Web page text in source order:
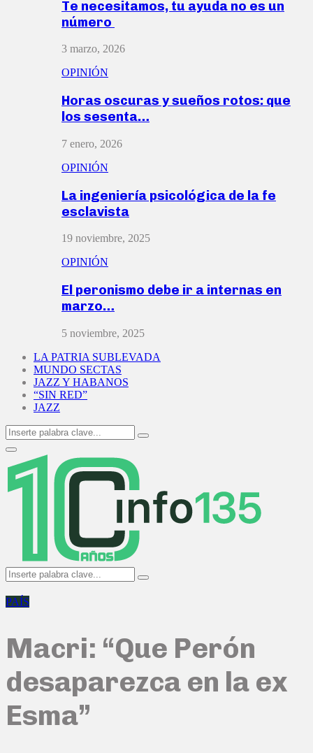
Te necesitamos, tu ayuda no es un
número
3 marzo, 2026
OPINIÓN
Horas oscuras y sueños rotos: que
los sesenta…
7 enero, 2026
OPINIÓN
La ingeniería psicológica de la fe
esclavista
19 noviembre, 2025
OPINIÓN
El peronismo debe ir a internas en
marzo…
5 noviembre, 2025
LA PATRIA SUBLEVADA
MUNDO SECTAS
JAZZ Y HABANOS
“SIN RED”
JAZZ
Search
for:
Search
Primary
Menu
Search
for:
Search
PAÍS
Macri: “Que Perón
desaparezca en la ex
Esma”